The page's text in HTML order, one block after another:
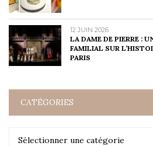
12 JUIN 2026
LA DAME DE PIERRE :
FAMILIAL SUR
PARIS
CATÉGORIES
Sélectionner une catégorie